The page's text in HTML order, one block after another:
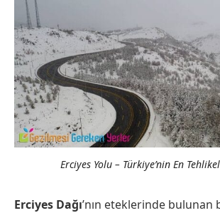
Erciyes Yolu – Türkiye’nin En
Erciyes Dağı’nın eteklerinde bulunan